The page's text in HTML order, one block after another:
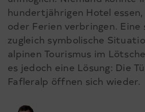
hundertjährigen Hotel
oder Ferien verbringen. Eine
zugleich symbolische
alpinen Tourismus im
es jedoch eine Lösung: Die
Fafleralp öffnen sich wieder.